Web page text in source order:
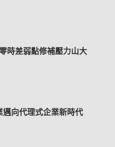
時差弱點修補壓力山大
向代理式企業新時代